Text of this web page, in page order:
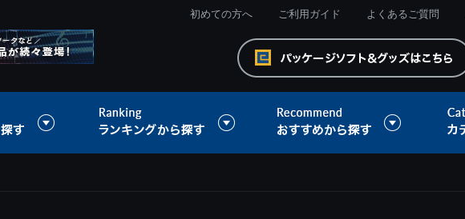
初めての方へ ご利用ガイド よくあるご質問